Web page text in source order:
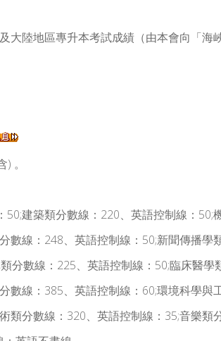
陸地區專升本考試成績（由本會向「海
。
建築類分數線：220、英語控制線：50;
線：248、英語控制線：50;新聞傳播學
數線：225、英語控制線：50;臨床醫
線：385、英語控制線：60;環境科學與
分數線：320、英語控制線：35;音樂